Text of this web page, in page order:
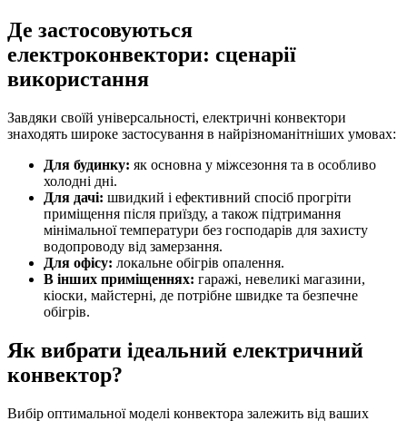
Де застосовуються
електроконвектори: сценарії
використання
Завдяки своїй універсальності, електричні конвектори
знаходять широке застосування в найрізноманітніших умовах:
Для будинку: як основна у міжсезоння та в особливо
холодні дні.
Для дачі: швидкий і ефективний спосіб прогріти
приміщення після приїзду, а також підтримання
мінімальної температури без господарів для захисту
водопроводу від замерзання.
Для офісу: локальне обігрів опалення.
В інших приміщеннях: гаражі, невеликі магазини,
кіоски, майстерні, де потрібне швидке та безпечне
обігрів.
Як вибрати ідеальний електричний
конвектор?
Вибір оптимальної моделі конвектора залежить від ваших